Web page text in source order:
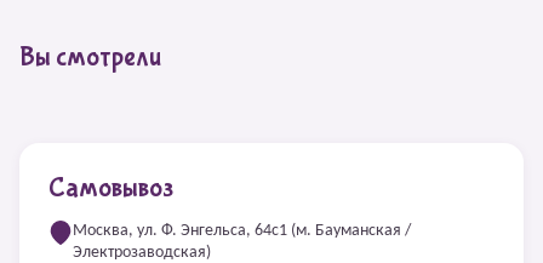
Вы смотрели
Самовывоз
Москва, ул. Ф. Энгельса, 64с1 (м. Бауманская /
Электрозаводская)